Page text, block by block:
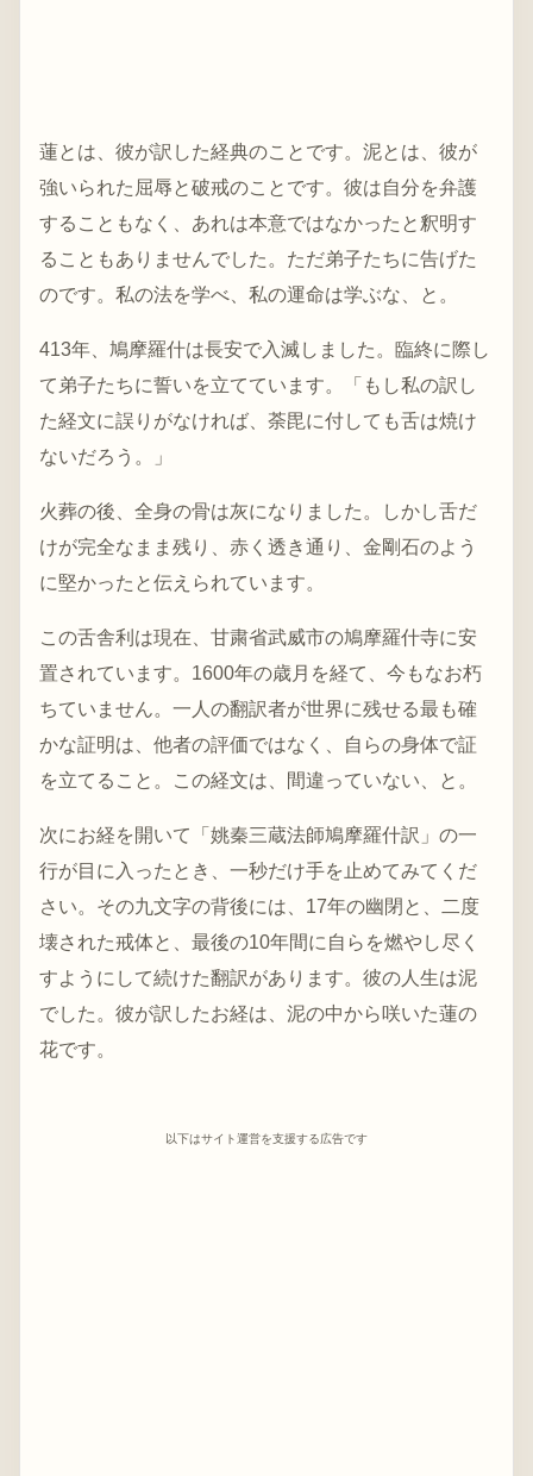
蓮とは、彼が訳した経典のことです。泥とは、彼が
強いられた屈辱と破戒のことです。彼は自分を弁護
することもなく、あれは本意ではなかったと釈明す
ることもありませんでした。ただ弟子たちに告げた
のです。私の法を学べ、私の運命は学ぶな、と。
413年、鳩摩羅什は長安で入滅しました。臨終に際し
て弟子たちに誓いを立てています。「もし私の訳し
た経文に誤りがなければ、荼毘に付しても舌は焼け
ないだろう。」
火葬の後、全身の骨は灰になりました。しかし舌だ
けが完全なまま残り、赤く透き通り、金剛石のよう
に堅かったと伝えられています。
この舌舎利は現在、甘粛省武威市の鳩摩羅什寺に安
置されています。1600年の歳月を経て、今もなお朽
ちていません。一人の翻訳者が世界に残せる最も確
かな証明は、他者の評価ではなく、自らの身体で証
を立てること。この経文は、間違っていない、と。
次にお経を開いて「姚秦三蔵法師鳩摩羅什訳」の一
行が目に入ったとき、一秒だけ手を止めてみてくだ
さい。その九文字の背後には、17年の幽閉と、二度
壊された戒体と、最後の10年間に自らを燃やし尽く
すようにして続けた翻訳があります。彼の人生は泥
でした。彼が訳したお経は、泥の中から咲いた蓮の
花です。
以下はサイト運営を支援する広告です